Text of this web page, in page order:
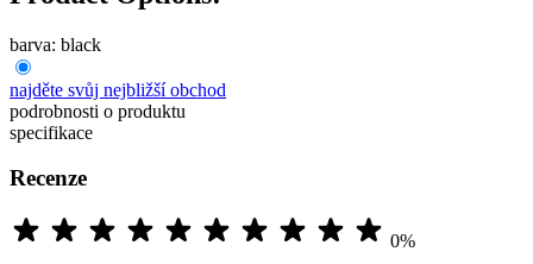
barva: black
najděte svůj nejbližší obchod
podrobnosti o produktu
specifikace
Recenze
0%